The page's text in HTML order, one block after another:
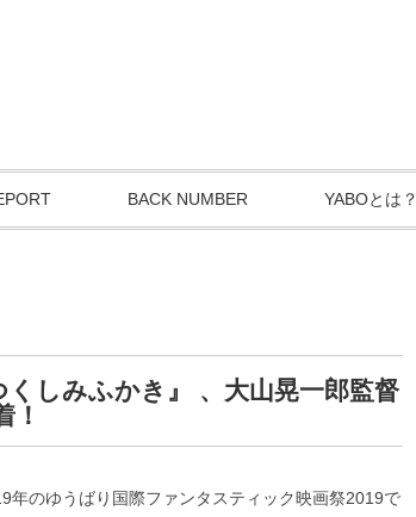
BACK NUMBER YABOとは？
しみふかき』 、大山晃一郎監督
！
年のゆうばり国際ファンタスティック映画祭2019で